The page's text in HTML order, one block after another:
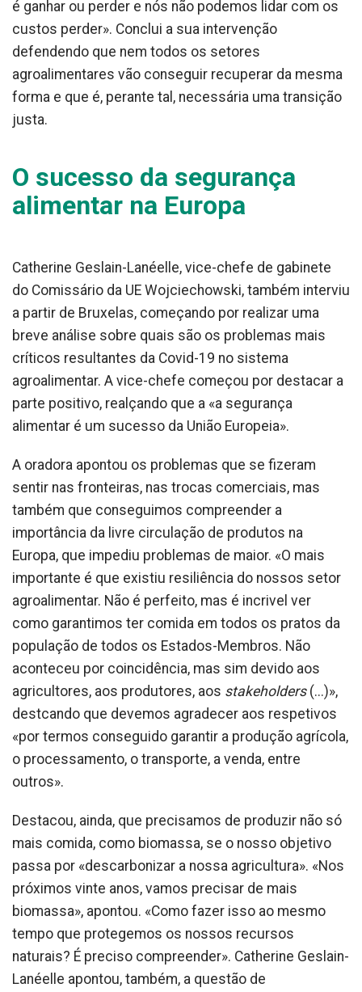
é ganhar ou perder e nós não podemos lidar com os
custos perder». Conclui a sua intervenção
defendendo que nem todos os setores
agroalimentares vão conseguir recuperar da mesma
forma e que é, perante tal, necessária uma transição
justa.
O sucesso da segurança
alimentar na Europa
Catherine Geslain-Lanéelle, vice-chefe de gabinete
do Comissário da UE Wojciechowski, também interviu
a partir de Bruxelas, começando por realizar uma
breve análise sobre quais são os problemas mais
críticos resultantes da Covid-19 no sistema
agroalimentar. A vice-chefe começou por destacar a
parte positivo, realçando que a «a segurança
alimentar é um sucesso da União Europeia».
A oradora apontou os problemas que se fizeram
sentir nas fronteiras, nas trocas comerciais, mas
também que conseguimos compreender a
importância da livre circulação de produtos na
Europa, que impediu problemas de maior. «O mais
importante é que existiu resiliência do nossos setor
agroalimentar. Não é perfeito, mas é incrivel ver
como garantimos ter comida em todos os pratos da
população de todos os Estados-Membros. Não
aconteceu por coincidência, mas sim devido aos
agricultores, aos produtores, aos stakeholders(...)»,
destcando que devemos agradecer aos respetivos
«por termos conseguido garantir a produção agrícola,
o processamento, o transporte, a venda, entre
outros».
Destacou, ainda, que precisamos de produzir não só
mais comida, como biomassa, se o nosso objetivo
passa por «descarbonizar a nossa agricultura». «Nos
próximos vinte anos, vamos precisar de mais
biomassa», apontou. «Como fazer isso ao mesmo
tempo que protegemos os nossos recursos
naturais? É preciso compreender». Catherine Geslain-
Lanéelle apontou, também, a questão de